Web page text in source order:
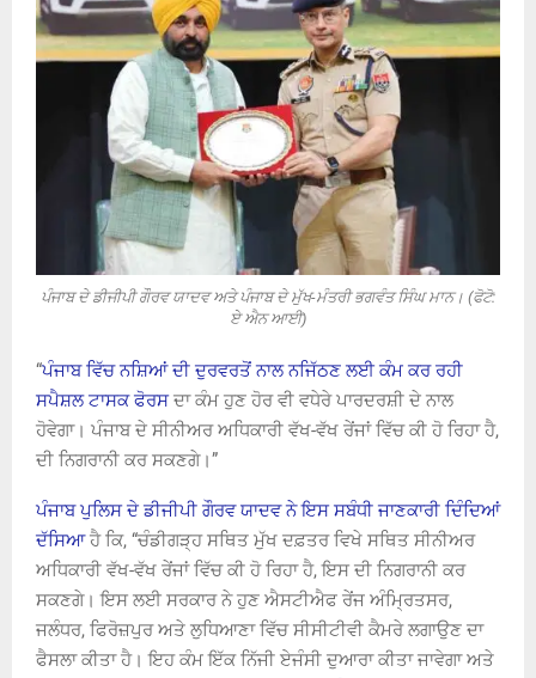
ਪੰਜਾਬ ਦੇ ਡੀਜੀਪੀ ਗੌਰਵ ਯਾਦਵ ਅਤੇ ਪੰਜਾਬ ਦੇ ਮੁੱਖ-ਮੰਤਰੀ ਭਗਵੰਤ ਸਿੰਘ ਮਾਨ। (ਫੋਟੋ:
ਏ ਐਨ ਆਈ)
“ਪੰਜਾਬ ਵਿੱਚ ਨਸ਼ਿਆਂ ਦੀ ਦੁਰਵਰਤੋਂ ਨਾਲ ਨਜਿੱਠਣ ਲਈ ਕੰਮ ਕਰ ਰਹੀ
ਸਪੈਸ਼ਲ ਟਾਸਕ ਫੋਰਸਦਾ ਕੰਮ ਹੁਣ ਹੋਰ ਵੀ ਵਧੇਰੇ ਪਾਰਦਰਸ਼ੀ ਦੇ ਨਾਲ
ਹੋਵੇਗਾ। ਪੰਜਾਬ ਦੇ ਸੀਨੀਅਰ ਅਧਿਕਾਰੀ ਵੱਖ-ਵੱਖ ਰੇਂਜਾਂ ਵਿੱਚ ਕੀ ਹੋ ਰਿਹਾ ਹੈ,
ਦੀ ਨਿਗਰਾਨੀ ਕਰ ਸਕਣਗੇ।”
ਪੰਜਾਬ ਪੁਲਿਸ ਦੇ ਡੀਜੀਪੀ ਗੌਰਵ ਯਾਦਵ ਨੇ ਇਸ ਸਬੰਧੀ ਜਾਣਕਾਰੀ ਦਿੰਦਿਆਂ
ਦੱਸਿਆਹੈ ਕਿ, “ਚੰਡੀਗੜ੍ਹ ਸਥਿਤ ਮੁੱਖ ਦਫ਼ਤਰ ਵਿਖੇ ਸਥਿਤ ਸੀਨੀਅਰ
ਅਧਿਕਾਰੀ ਵੱਖ-ਵੱਖ ਰੇਂਜਾਂ ਵਿੱਚ ਕੀ ਹੋ ਰਿਹਾ ਹੈ, ਇਸ ਦੀ ਨਿਗਰਾਨੀ ਕਰ
ਸਕਣਗੇ। ਇਸ ਲਈ ਸਰਕਾਰ ਨੇ ਹੁਣ ਐਸਟੀਐਫ ਰੇਂਜ ਅੰਮ੍ਰਿਤਸਰ,
ਜਲੰਧਰ, ਫਿਰੋਜ਼ਪੁਰ ਅਤੇ ਲੁਧਿਆਣਾ ਵਿੱਚ ਸੀਸੀਟੀਵੀ ਕੈਮਰੇ ਲਗਾਉਣ ਦਾ
ਫੈਸਲਾ ਕੀਤਾ ਹੈ। ਇਹ ਕੰਮ ਇੱਕ ਨਿੱਜੀ ਏਜੰਸੀ ਦੁਆਰਾ ਕੀਤਾ ਜਾਵੇਗਾ ਅਤੇ